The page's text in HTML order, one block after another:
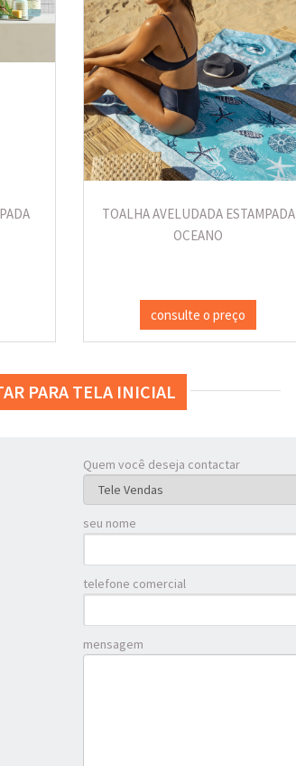
TOALHA AVELUDADA ESTAMPADA
OCEANO
consulte o preço
PARA TELA INICIAL
Quem você deseja contactar
seu nome
telefone comercial
mensagem